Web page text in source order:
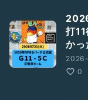
打
かっ
0